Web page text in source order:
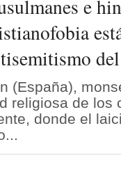
e
(España),
religiosa de los
donde el